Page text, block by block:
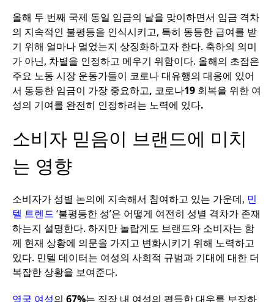
올해 두 번째 국제 동일 임금의 날을 맞이하면서 임금 격차
의 지속적인 불평등을 인식시키고, 특히 동등한 급여를 받
기 위해 얼마나 멀었는지 상징화하고자 한다. 축하의 의미
가 아닌, 차별을 인정하고 메우기 위함이다. 올해의 초점은
주요 노동 시장 운동가들이 코로나대유행의 대응에 있어
서 동등한 임금이 가장 중요하고, 코로나19 회복을 위한 여
성의 기여를 완전히 인정하려는 노력에 있다.
소비자 믿음이 브랜드에 미치
는 영향
소비자가 성별 논의에 지속해서 참여하고 있는 가운데, 민
텔 트렌드 ‘불평등한 성’은 어떻게 여전히 성별 격차가 존재
하는지 설명한다. 하지만 놀랍게도 브랜드와 소비자는 함
께 현재 상황에 의문을 가지고 변화시키기 위해 노력하고
있다. 민텔 데이터는 여성의 사회적 규범과 기대에 대한 더
복잡한상황을 보여준다.
영국 여성의 67%는 직장 내 여성의 평등한대우를 보장하